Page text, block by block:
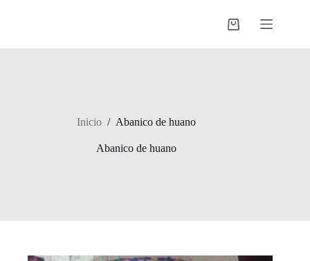
Shopping
Inicio / Abanico de huano
Abanico de huano